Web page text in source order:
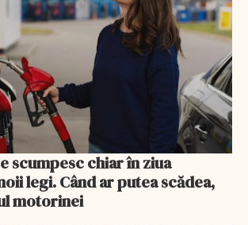
scumpesc chiar în ziua
legi. Când ar putea scădea,
motorinei